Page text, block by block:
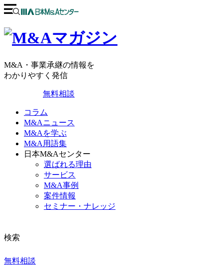
M&A・事業承継の情報を
わかりやすく発信
無料相談
コラム
M&Aニュース
M&Aを学ぶ
M&A用語集
日本M&Aセンター
選ばれる理由
サービス
M&A事例
案件情報
セミナー・ナレッジ
検索
無料相談